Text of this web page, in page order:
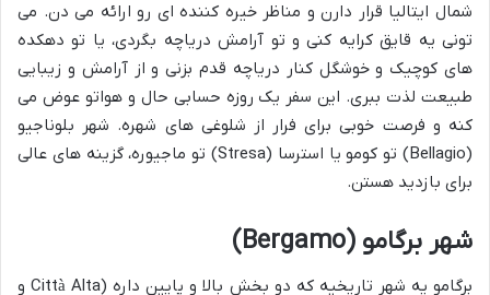
شمال ایتالیا قرار دارن و مناظر خیره کننده ای رو ارائه می دن. می
تونی یه قایق کرایه کنی و تو آرامش دریاچه بگردی، یا تو دهکده
های کوچیک و خوشگل کنار دریاچه قدم بزنی و از آرامش و زیبایی
طبیعت لذت ببری. این سفر یک روزه حسابی حال و هواتو عوض می
کنه و فرصت خوبی برای فرار از شلوغی های شهره. شهر بلوناجیو
(Bellagio) تو کومو یا استرسا (Stresa) تو ماجیوره، گزینه های عالی
برای بازدید هستن.
شهر برگامو (Bergamo)
برگامو یه شهر تاریخیه که دو بخش بالا و پایین داره (Città Alta و